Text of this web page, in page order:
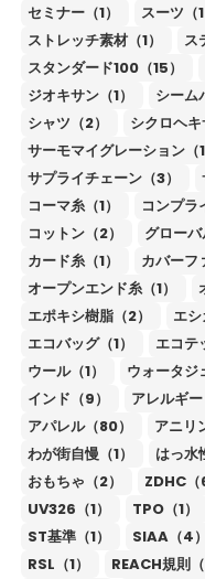
セミナー（1）
スーツ（1
ストレッチ素材（1）
ス
スタンダード100（15）
ジオキサン（1）
シーム
シャツ（2）
シクロヘキ
サーモマイグレーション（1
サプライチェーン（3）
コーマ糸（1）
コンプラ
コットン（2）
グローバ
カード糸（1）
カバーフ
オープンエンド糸（1）
エポキシ樹脂（2）
エシ
エコバッグ（1）
エコテ
ウール（1）
ウォータジ
インド（9）
アレルギー
アパレル（80）
アニリ
わが街自慢（1）
はっ水
おもちゃ（2）
ZDHC（
UV326（1）
TPO（1）
ST基準（1）
SIAA（4）
RSL（1）
REACH規則（